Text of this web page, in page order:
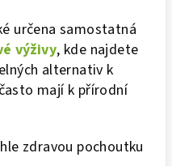
určena samostatná
výživy, kde najdete
alternativ k
mají k přírodní
zdravou pochoutku